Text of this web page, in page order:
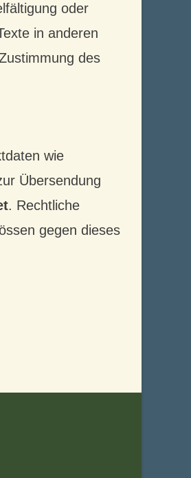
oder
in anderen
des
wie
Übersendung
. Rechtliche
gegen dieses